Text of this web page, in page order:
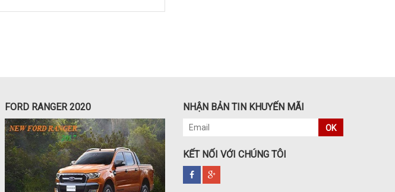
FORD RANGER 2020 NHẬN BẢN TIN KHUYẾN MÃI
OK
KẾT NỐI VỚI CHÚNG TÔI